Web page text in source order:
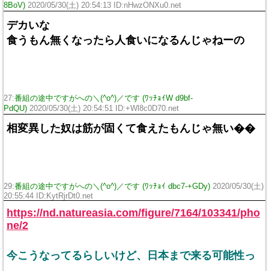
8BoV) 2020/05/30(土) 20:54:13 ID:nHwzONXu0.net
デカいな
食うもん無くなったら人食いになるんじゃねーの
27:番組の途中ですがへの＼(^o^)／です (ﾜｯﾁｮｲW d9bf-
PdQU) 2020/05/30(土) 20:54:51 ID:+Wl8c0D70.net
相変異した奴は筋が固くて食えたもんじゃ無い��
29:番組の途中ですがへの＼(^o^)／です (ﾜｯﾁｮｲ dbc7-+GDy) 2020/05/30(土)
20:55:44 ID:KytRjrDt0.net
https://nd.natureasia.com/figure/7164/103341/pho
ne/2
今こうなってるらしいけど、日本まで来る可能性っ